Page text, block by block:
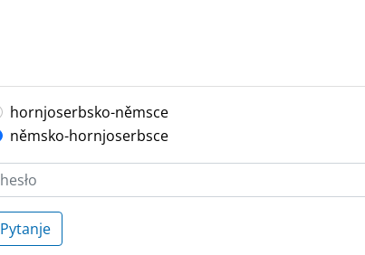
hornjoserbsko-němsce
němsko-hornjoserbsce
Pytanje